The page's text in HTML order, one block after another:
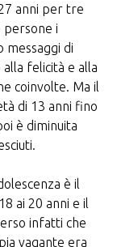
anni per tre
persone i
messaggi di
felicità e alla
coinvolte. Ma il
di 13 anni fino
è diminuita
è il
ai 20 anni e il
infatti che
vagante era